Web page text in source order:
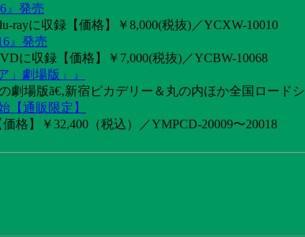
』発売
rayに収録【価格】￥8,000(税抜)／YCXW-10010
』発売
に収録【価格】￥7,000(税抜)／YCBW-10068
」劇場版」』
劇場版ã€‚新宿ピカデリー＆丸の内ほか全国ロード
【通販限定】
格】￥32,400（税込）／YMPCD-20009〜20018